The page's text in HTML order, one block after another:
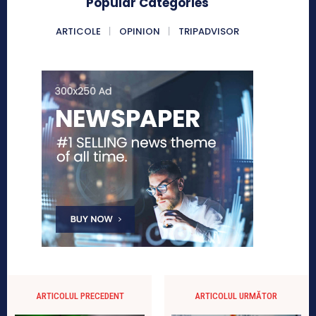
ARTICOLE OPINION TRIPADVISOR
ARTICOLUL PRECEDENT ARTICOLUL URMĂTOR